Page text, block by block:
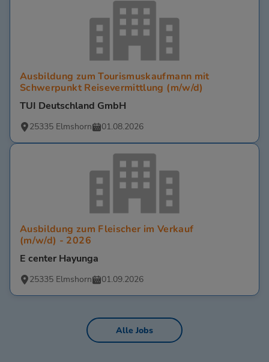
Ausbildung zum Tourismuskaufmann mit
Schwerpunkt Reisevermittlung (m/w/d)
TUI Deutschland GmbH
25335 Elmshorn 01.08.2026
Ausbildung zum Fleischer im Verkauf
(m/w/d) - 2026
E center Hayunga
25335 Elmshorn 01.09.2026
Alle Jobs